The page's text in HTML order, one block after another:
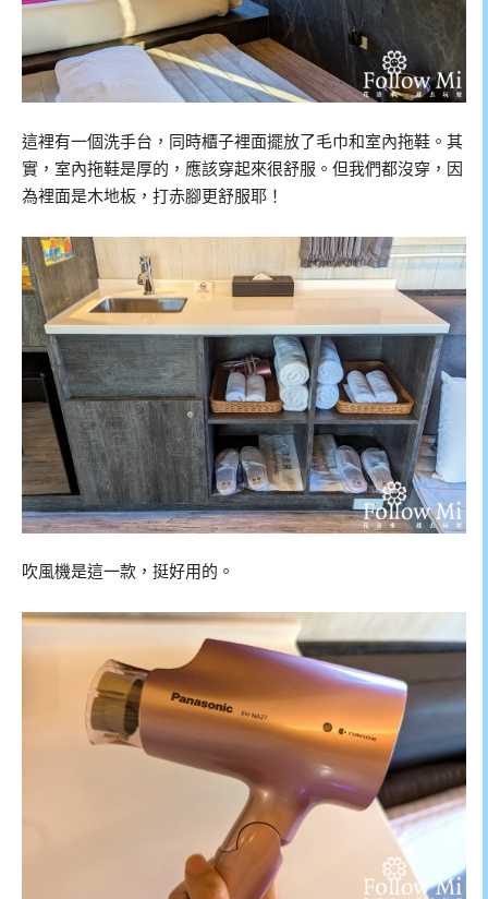
這裡有一個洗手台，同時櫃子裡面擺放了毛巾和室內拖鞋。其
實，室內拖鞋是厚的，應該穿起來很舒服。但我們都沒穿，因
為裡面是木地板，打赤腳更舒服耶！
吹風機是這一款，挺好用的。